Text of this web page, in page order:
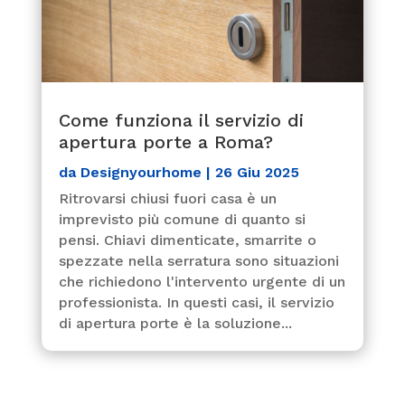
Come funziona il servizio di
apertura porte a Roma?
da Designyourhome | 26 Giu 2025
Ritrovarsi chiusi fuori casa è un
imprevisto più comune di quanto si
pensi. Chiavi dimenticate, smarrite o
spezzate nella serratura sono situazioni
che richiedono l'intervento urgente di un
professionista. In questi casi, il servizio
di apertura porte è la soluzione...